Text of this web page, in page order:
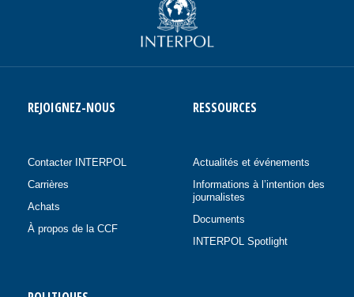
REJOIGNEZ-NOUS
Contacter INTERPOL
Carrières
Achats
À propos de la CCF
RESSOURCES
Actualités et événements
Informations à l’intention des
journalistes
Documents
INTERPOL Spotlight